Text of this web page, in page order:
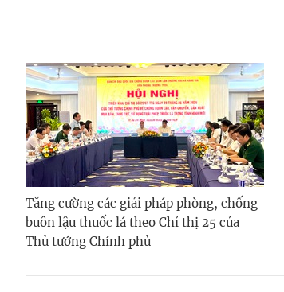
Tăng cường các giải pháp phòng, chống
buôn lậu thuốc lá theo Chỉ thị 25 của
Thủ tướng Chính phủ